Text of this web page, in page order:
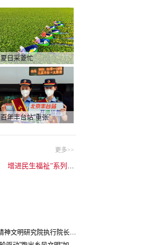
夏日采菱忙
百年丰台站“重张”
更多>>
中国社会科学院大学新时代精神文明研究院执行院长王维国：文明村镇创建为乡村注入持久发展动力